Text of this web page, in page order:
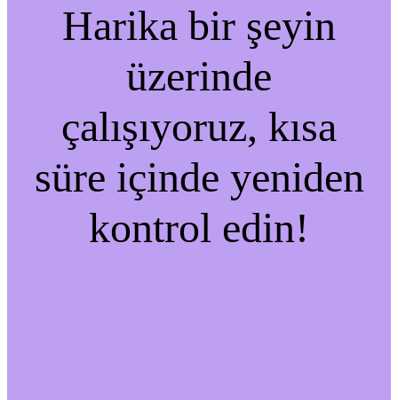
Harika bir şeyin
üzerinde
çalışıyoruz, kısa
süre içinde yeniden
kontrol edin!